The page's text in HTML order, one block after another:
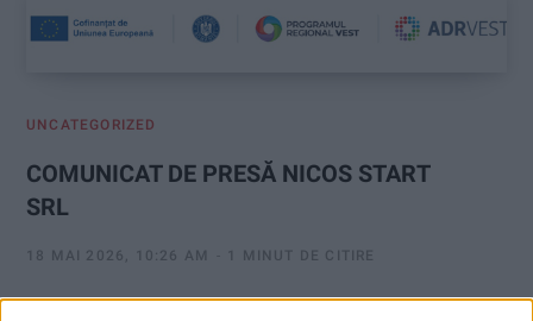
UNCATEGORIZED
COMUNICAT DE PRESĂ NICOS START
SRL
18 MAI 2026, 10:26 AM 1 MINUT DE CITIRE